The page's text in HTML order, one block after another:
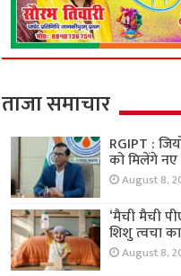
ताजा समाचार
RGIPT :
को मिलेंगे
August 8,
‘मैची मैची
शिशु त्वचा
August 8,